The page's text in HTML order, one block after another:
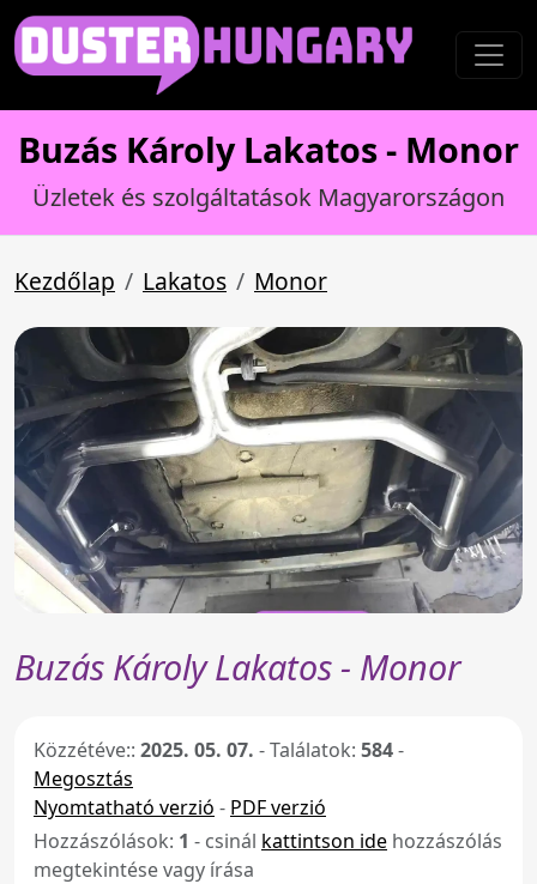
Buzás Károly Lakatos - Monor
Üzletek és szolgáltatások Magyarországon
Kezdőlap Lakatos Monor
Buzás Károly Lakatos - Monor
Közzétéve:: 2025. 05. 07. -Találatok: 584-
Megosztás
Nyomtatható verzió - PDF verzió
Hozzászólások: 1 - csinál kattintson ide hozzászólás
megtekintése vagy írása